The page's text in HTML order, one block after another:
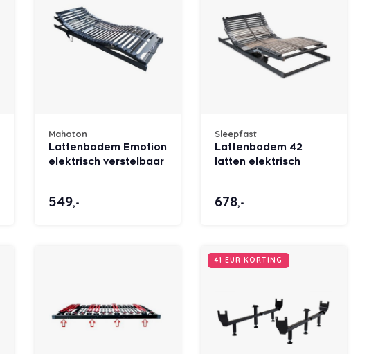
Mahoton
Lattenbodem Emotion
elektrisch verstelbaar
549,-
Sleepfast
Lattenbodem 42
latten elektrisch
678,-
41 EUR KORTING